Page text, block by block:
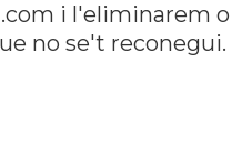
i l'eliminarem o
no se't reconegui.